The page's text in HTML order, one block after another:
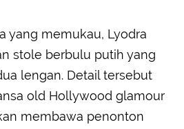
yang memukau, Lyodra
stole berbulu putih yang
lengan. Detail tersebut
old Hollywood glamour
membawa penonton